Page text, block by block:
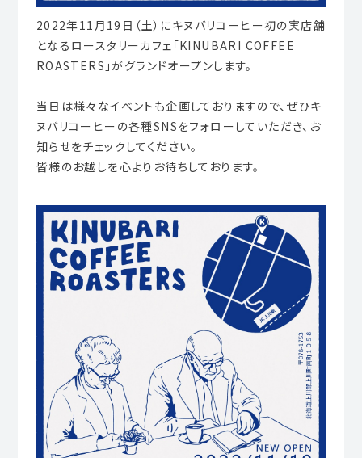
2022年11月19日（土）にキヌバリコーヒー初の実店舗
となるロースタリーカフェ「KINUBARI COFFEE
ROASTERS」がグランドオープンします。
当日は様々なイベントも企画しておりますので、ぜひキ
ヌバリコーヒーの各種SNSをフォローしていただき、お
知らせをチェックしてください。
皆様のお越しを心よりお待ちしております。